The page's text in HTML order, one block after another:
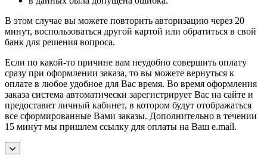
В этом случае вы можете повторить авторизацию через 20
минут, воспользоваться другой картой или обратиться в свой
банк для решения вопроса.
Если по какой-то причине вам неудобно совершить оплату
сразу при оформлении заказа, то вы можете вернуться к
оплате в любое удобное для Вас время. Во время оформления
заказа система автоматически зарегистрирует Вас на сайте и
предоставит личный кабинет, в котором будут отображаться
все сформированные Вами заказы. Дополнительно в течении
15 минут мы пришлем ссылку для оплаты на Ваш e.mail.